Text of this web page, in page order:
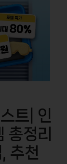
트| 인
총정리
추천